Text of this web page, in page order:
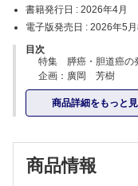
書籍発行日 : 2026年4月
電子版発売日 : 2026年5月
目次
特集 膵癌・胆道癌の
企画：廣岡 芳樹
序文
廣岡 芳樹
慢性膵炎から膵癌へ～
ランスの課題まで～
中本 伸宏
商品詳細をもっと
商品情報